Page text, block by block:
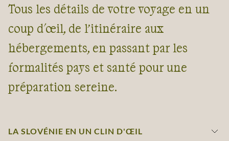
Tous les détails de votre voyage en un
coup d'œil, de l’itinéraire aux
hébergements, en passant par les
formalités pays et santé pour une
préparation sereine.
LA SLOVÉNIE EN UN CLIN D'ŒIL